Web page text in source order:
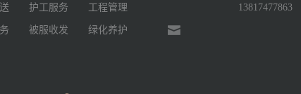
护工服务 工程管理
被服收发 绿化养护
13817477863